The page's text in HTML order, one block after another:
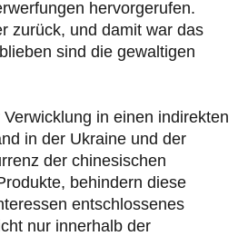
hervorgerufen.
zurück, und damit war das
sind die gewaltigen
in einen indirekten
in der Ukraine und der
der chinesischen
behindern diese
entschlossenes
nur innerhalb der